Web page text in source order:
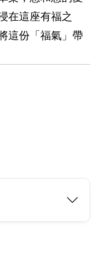
在這座有福之
這份「福氣」帶